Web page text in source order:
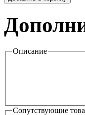
Описание
Сопутствующие